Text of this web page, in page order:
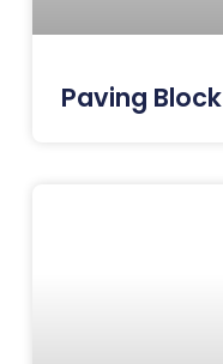
Paving Block